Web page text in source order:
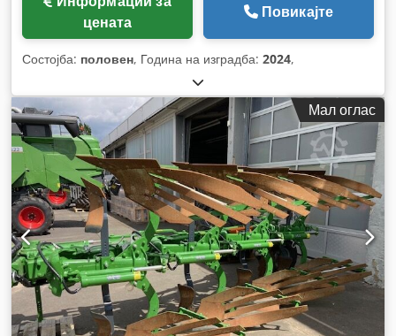
цената
Повикајте
Состојба: половен, Година на изградба: 2024,
Мал оглас